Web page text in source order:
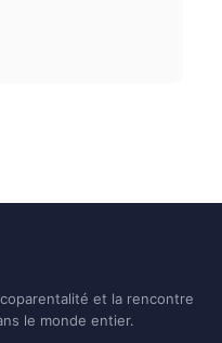
et la rencontre
le monde entier.